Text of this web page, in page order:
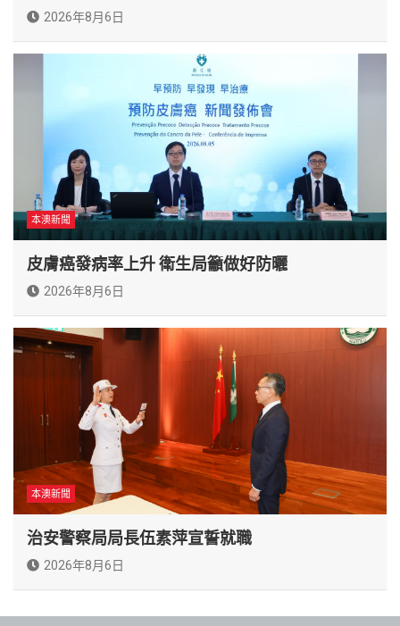
2026年8月6日
本澳新聞
皮膚癌發病率上升 衛生局籲做好防曬
2026年8月6日
本澳新聞
治安警察局局長伍素萍宣誓就職
2026年8月6日